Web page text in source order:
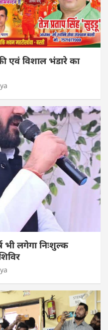
एवं विशाल भंडारे का
भी लगेगा निःशुल्क